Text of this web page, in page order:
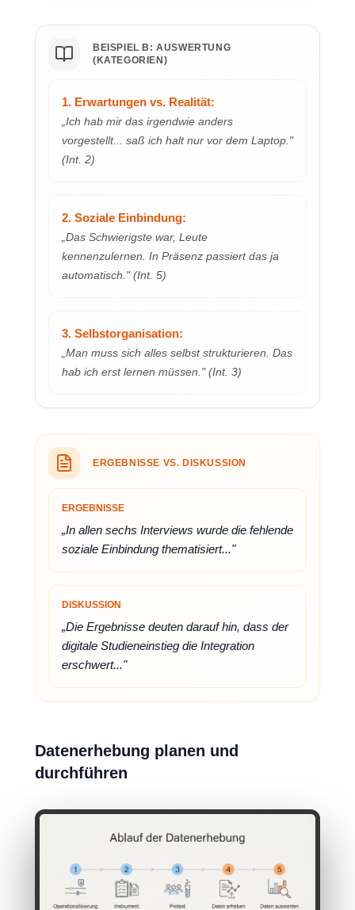
BEISPIEL B: AUSWERTUNG
(KATEGORIEN)
1. Erwartungen vs. Realität:
„Ich hab mir das irgendwie anders
vorgestellt... saß ich halt nur vor dem Laptop."
(Int. 2)
2. Soziale Einbindung:
„Das Schwierigste war, Leute
kennenzulernen. In Präsenz passiert das ja
automatisch." (Int. 5)
3. Selbstorganisation:
„Man muss sich alles selbst strukturieren. Das
hab ich erst lernen müssen." (Int. 3)
ERGEBNISSE VS. DISKUSSION
ERGEBNISSE
„In allen sechs Interviews wurde die fehlende
soziale Einbindung thematisiert..."
DISKUSSION
„Die Ergebnisse deuten darauf hin, dass der
digitale Studieneinstieg die Integration
erschwert..."
Datenerhebung planen und
durchführen